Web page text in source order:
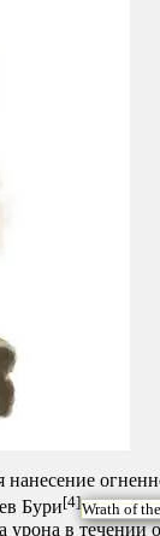
Бури[4]Wrath of
в течении